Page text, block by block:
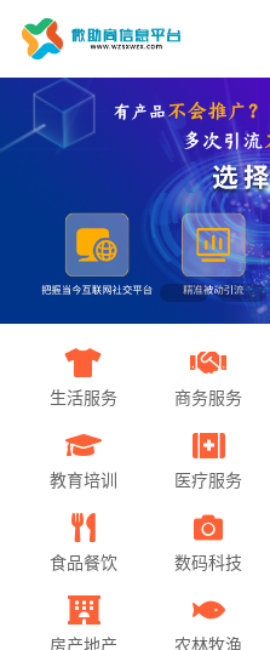
生活服务 商务服务
教育培训 医疗服务
食品餐饮 数码科技
房产地产 农林牧渔